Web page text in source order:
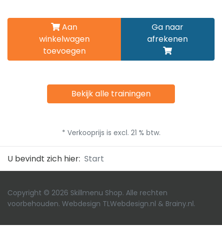
Aan
winkelwagen
toevoegen
Ga naar
afrekenen
Bekijk alle trainingen
* Verkooprijs is excl. 21 % btw.
U bevindt zich hier: Start
Copyright © 2026 Skillmenu Shop. Alle rechten
voorbehouden. Webdesign TLWebdesign.nl & Brainy.nl.